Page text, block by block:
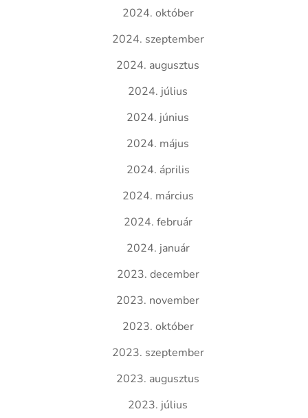
2024. október
2024. szeptember
2024. augusztus
2024. július
2024. június
2024. május
2024. április
2024. március
2024. február
2024. január
2023. december
2023. november
2023. október
2023. szeptember
2023. augusztus
2023. július